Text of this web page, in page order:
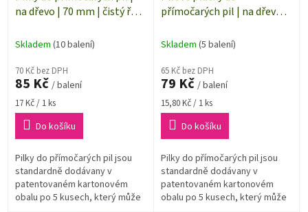
na dřevo | 70 mm | čistý řez
Skladem (10 balení)
70 Kč bez DPH
85 Kč / balení
Měrná
cena:
17 Kč / 1 ks
Do košíku
Pilky do přímočarých pil jsou
standardně dodávany v
patentovaném kartonovém
obalu po 5 kusech, který může
přímočarých pil | na dřevo,
kusů | 102264
Skladem (5 balení)
65 Kč bez DPH
79 Kč / balení
Měrná
cena:
15,80 Kč / 1 ks
Do košíku
Pilky do přímočarých pil jsou
standardně dodávany v
patentovaném kartonovém
obalu po 5 kusech, který může